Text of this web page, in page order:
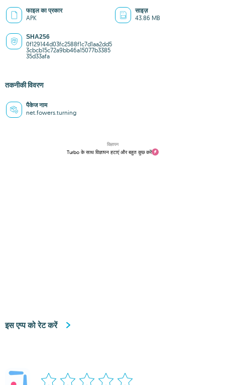
फाइल का प्रकार
APK
साइज़
43.86 MB
SHA256
0f129144d03fc2588f1c7d1aa2dd5
3cbcb15c72a9bb46a15077b3385
35d33afa
तकनीकी विवरण
पैकेज नाम
net.fowers.turning
विज्ञापन
Turbo के साथ विज्ञापन हटाएं और बहुत कुछ करें
इस एप्प को रेट करें